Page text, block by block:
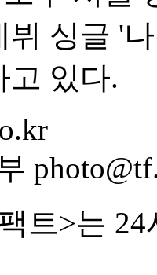
뷔 싱글 '
고 있다.
트>는